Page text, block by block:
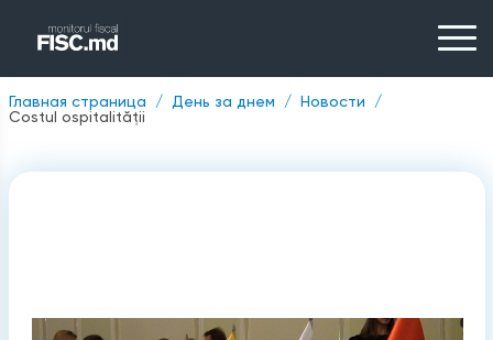
Главная страница День за днем
Новости
Costul ospitalităţii